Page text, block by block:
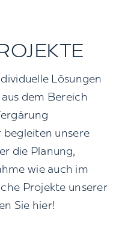
Lösungen
dem Bereich
unsere
die Planung,
wie auch im
Projekte unserer
Sie hier!